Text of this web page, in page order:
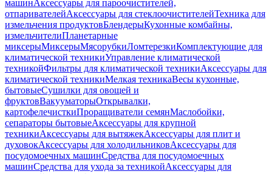
машинАксессуары для пароочистителей,
отпаривателейАксессуары для стеклоочистителейТехника для
измельчения продуктовБлендерыКухонные комбайны,
измельчителиПланетарные
миксерыМиксерыМясорубкиЛомтерезкиКомплектующие для
климатической техникиУправление климатической
техникойФильтры для климатической техникиАксессуары для
климатической техникиМелкая техникаВесы кухонные,
бытовыеСушилки для овощей и
фруктовВакууматорыОткрывалки,
картофелечисткиПроращиватели семянМаслобойки,
сепараторы бытовыеАксессуары для крупной
техникиАксессуары для вытяжекАксессуары для плит и
духовокАксессуары для холодильниковАксессуары для
посудомоечных машинСредства для посудомоечных
машинСредства для ухода за техникойАксессуары для